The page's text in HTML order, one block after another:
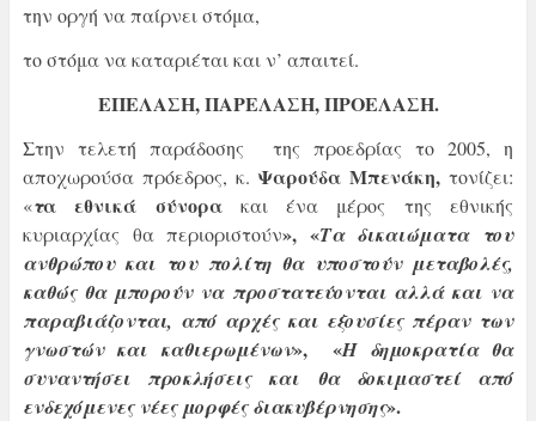
την οργή να παίρνει στόμα,
το στόμα να καταριέται και ν’ απαιτεί.
ΕΠΕΛΑΣΗ, ΠΑΡΕΛΑΣΗ, ΠΡΟΕΛΑΣΗ.
Στην τελετή παράδοσης της προεδρίας το 2005, η
αποχωρούσα πρόεδρος, κ.Ψαρούδα Μπενάκη, τονίζει:
«τα εθνικά σύνορακαι ένα μέρος της εθνικής
κυριαρχίας θα περιοριστούν», «Τα δικαιώματα του
ανθρώπου και του πολίτη θα υποστούν μεταβολές,
καθώς θα μπορούν να προστατεύονται αλλά και να
παραβιάζονται, από αρχές και εξουσίες πέραν των
γνωστών και καθιερωμένων», «Η δημοκρατία θα
συναντήσει προκλήσεις και θα δοκιμαστεί από
ενδεχόμενες νέες μορφές διακυβέρνησης».